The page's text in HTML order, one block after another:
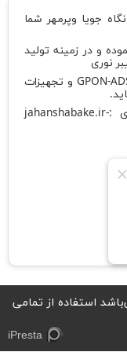
جویا وپرمهر شما
1400آغاز بکار نموده و در زمینه تولید
نوری
,دراپ فیبر نوری ,انواع مودم های GPON-ADSL -VDSL و تجهیزات
:
jahanshabake.ir-
استفاده از تمامی
iPresta